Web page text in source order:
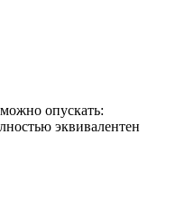
опускать:
эквивалентен